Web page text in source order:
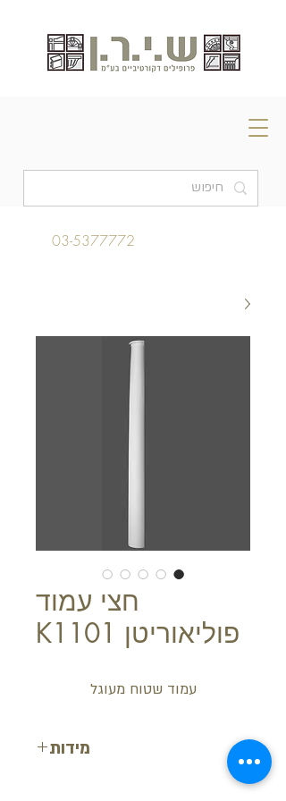
03-5377772
חצי עמוד
פוליאוריטן K1101
עמוד שטוח מעוגל
מידות